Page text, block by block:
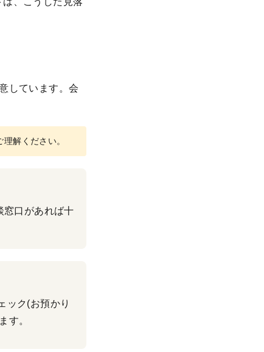
しています。会
解ください。
窓口があれば十
ック(お預かり
す。